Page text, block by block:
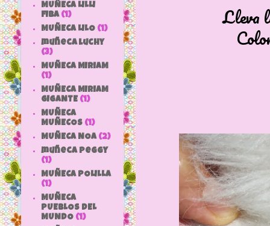
Lleva
MUÑECA LILLI
FIBA (1)
MUÑECA LILO (1)
muñeca luchy
(3)
MUÑECA MIRIAM
(1)
MUÑECA MIRIAM
GIGANTE (1)
MUÑECA
MUÑECOS (1)
MUÑECA NOA (2)
muñeca peggy
(1)
MUÑECA POLILLA
(1)
MUÑECA
PUEBLOS DEL
MUNDO (1)